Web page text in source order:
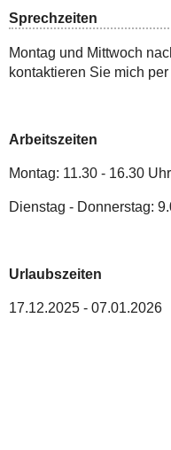
Sprechzeiten
Montag und Mittwoch
kontaktieren Sie mich
Arbeitszeiten
Montag: 11.30 - 16.30 Uhr
Dienstag - Donnerstag:
Urlaubszeiten
17.12.2025 - 07.01.2026